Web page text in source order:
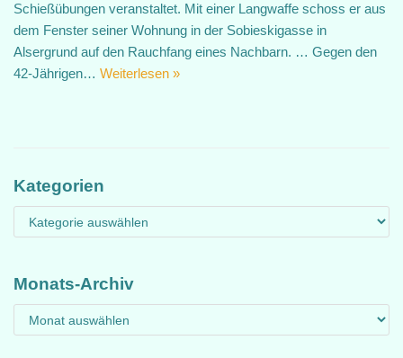
Schießübungen veranstaltet. Mit einer Langwaffe schoss er aus
dem Fenster seiner Wohnung in der Sobieskigasse in
Alsergrund auf den Rauchfang eines Nachbarn. … Gegen den
42-Jährigen… Weiterlesen »
Kategorien
Monats-Archiv